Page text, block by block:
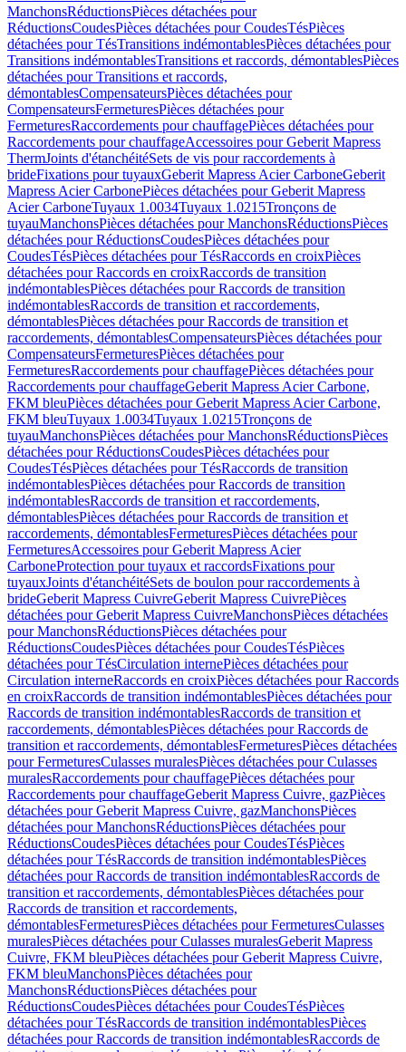
ManchonsRéductionsPièces détachées pour
RéductionsCoudesPièces détachées pour CoudesTésPièces
détachées pour TésTransitions indémontablesPièces détachées pour
Transitions indémontablesTransitions et raccords, démontablesPièces
détachées pour Transitions et raccords,
démontablesCompensateursPièces détachées pour
CompensateursFermeturesPièces détachées pour
FermeturesRaccordements pour chauffagePièces détachées pour
Raccordements pour chauffageAccessoires pour Geberit Mapress
ThermJoints d'étanchéitéSets de vis pour raccordements à
brideFixations pour tuyauxGeberit Mapress Acier CarboneGeberit
Mapress Acier CarbonePièces détachées pour Geberit Mapress
Acier CarboneTuyaux 1.0034Tuyaux 1.0215Tronçons de
tuyauManchonsPièces détachées pour ManchonsRéductionsPièces
détachées pour RéductionsCoudesPièces détachées pour
CoudesTésPièces détachées pour TésRaccords en croixPièces
détachées pour Raccords en croixRaccords de transition
indémontablesPièces détachées pour Raccords de transition
indémontablesRaccords de transition et raccordements,
démontablesPièces détachées pour Raccords de transition et
raccordements, démontablesCompensateursPièces détachées pour
CompensateursFermeturesPièces détachées pour
FermeturesRaccordements pour chauffagePièces détachées pour
Raccordements pour chauffageGeberit Mapress Acier Carbone,
FKM bleuPièces détachées pour Geberit Mapress Acier Carbone,
FKM bleuTuyaux 1.0034Tuyaux 1.0215Tronçons de
tuyauManchonsPièces détachées pour ManchonsRéductionsPièces
détachées pour RéductionsCoudesPièces détachées pour
CoudesTésPièces détachées pour TésRaccords de transition
indémontablesPièces détachées pour Raccords de transition
indémontablesRaccords de transition et raccordements,
démontablesPièces détachées pour Raccords de transition et
raccordements, démontablesFermeturesPièces détachées pour
FermeturesAccessoires pour Geberit Mapress Acier
CarboneProtection pour tuyaux et raccordsFixations pour
tuyauxJoints d'étanchéitéSets de boulon pour raccordements à
brideGeberit Mapress CuivreGeberit Mapress CuivrePièces
détachées pour Geberit Mapress CuivreManchonsPièces détachées
pour ManchonsRéductionsPièces détachées pour
RéductionsCoudesPièces détachées pour CoudesTésPièces
détachées pour TésCirculation internePièces détachées pour
Circulation interneRaccords en croixPièces détachées pour Raccords
en croixRaccords de transition indémontablesPièces détachées pour
Raccords de transition indémontablesRaccords de transition et
raccordements, démontablesPièces détachées pour Raccords de
transition et raccordements, démontablesFermeturesPièces détachées
pour FermeturesCulasses muralesPièces détachées pour Culasses
muralesRaccordements pour chauffagePièces détachées pour
Raccordements pour chauffageGeberit Mapress Cuivre, gazPièces
détachées pour Geberit Mapress Cuivre, gazManchonsPièces
détachées pour ManchonsRéductionsPièces détachées pour
RéductionsCoudesPièces détachées pour CoudesTésPièces
détachées pour TésRaccords de transition indémontablesPièces
détachées pour Raccords de transition indémontablesRaccords de
transition et raccordements, démontablesPièces détachées pour
Raccords de transition et raccordements,
démontablesFermeturesPièces détachées pour FermeturesCulasses
muralesPièces détachées pour Culasses muralesGeberit Mapress
Cuivre, FKM bleuPièces détachées pour Geberit Mapress Cuivre,
FKM bleuManchonsPièces détachées pour
ManchonsRéductionsPièces détachées pour
RéductionsCoudesPièces détachées pour CoudesTésPièces
détachées pour TésRaccords de transition indémontablesPièces
détachées pour Raccords de transition indémontablesRaccords de